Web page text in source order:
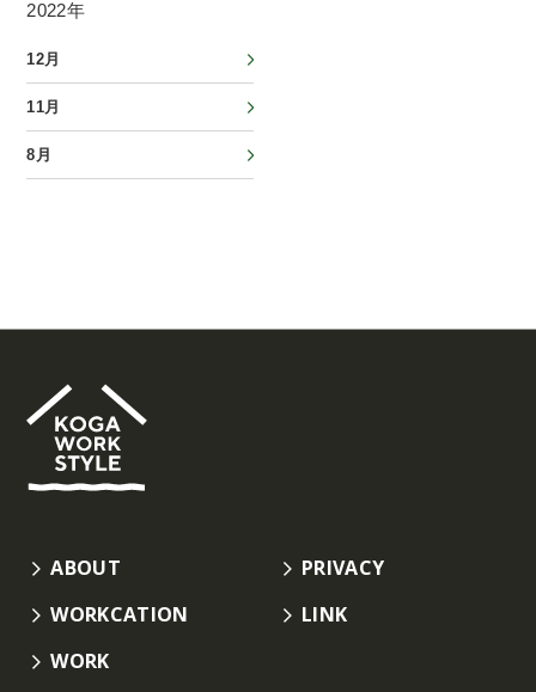
2022年
12月
11月
8月
ABOUT
WORKCATION
WORK
PRIVACY
LINK